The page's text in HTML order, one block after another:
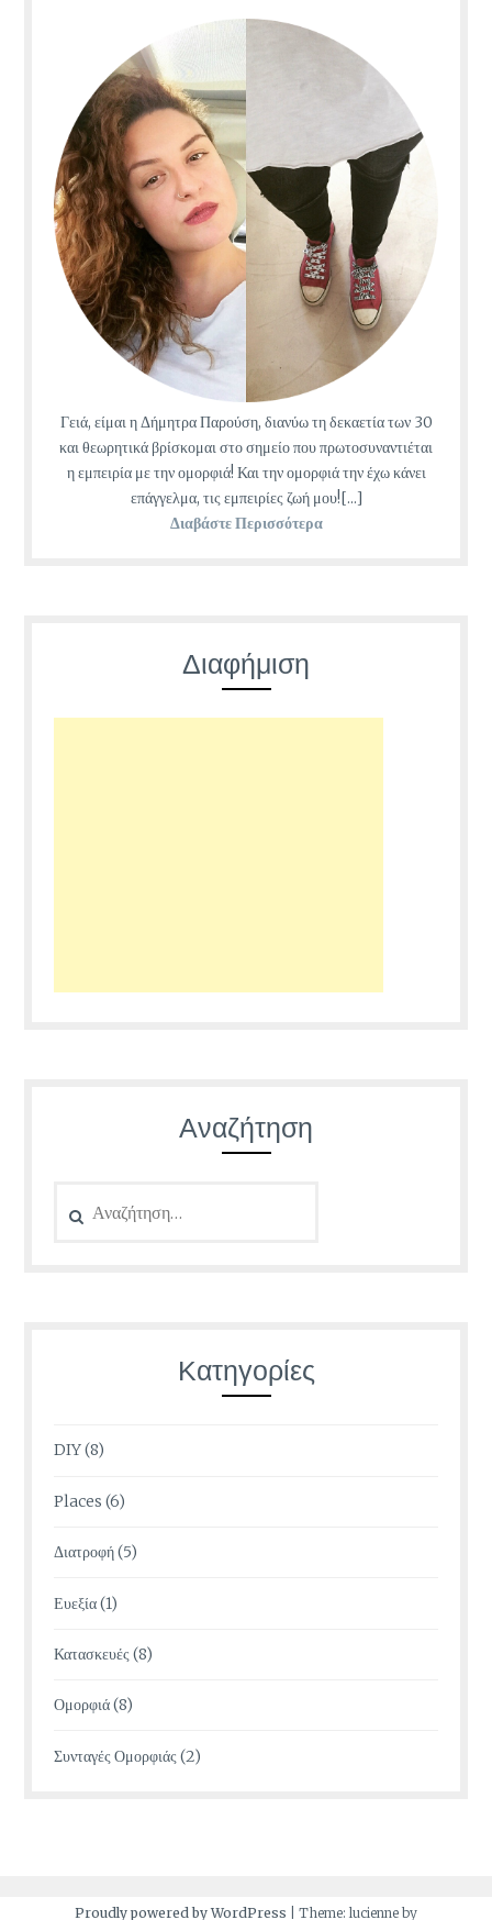
Γειά, είμαι η Δήμητρα Παρούση, διανύω τη δεκαετία των 30
και θεωρητικά βρίσκομαι στο σημείο που πρωτοσυναντιέται
η εμπειρία με την ομορφιά! Και την ομορφιά την έχω κάνει
επάγγελμα, τις εμπειρίες ζωή μου![...]
Διαβάστε Περισσότερα
Διαφήμιση
Αναζήτηση
για:
Κατηγορίες
DIY(8)
Places (6)
Διατροφή(5)
Ευεξία(1)
Κατασκευές (8)
Ομορφιά(8)
Συνταγές Ομορφιάς (2)
Proudly powered by WordPress Theme: lucienne by